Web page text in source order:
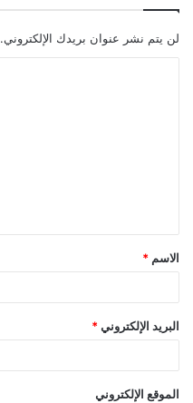
لن يتم نشر عنوان بريدك الإلكتروني.
ق
*
الاسم *
البريد الإلكتروني *
الموقع الإلكتروني